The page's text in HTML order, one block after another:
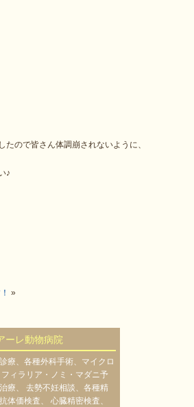
たので皆さん体調崩されないように、
♪
»
ーレ動物病院
療、各種外科手術、マイクロ
ィラリア・ノミ・マダニ予
療、 去勢不妊相談、各種精
体価検査、 心臓精密検査、